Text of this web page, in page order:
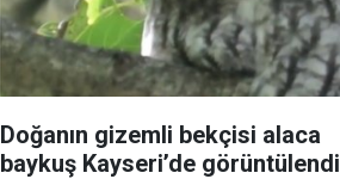
Doğanın gizemli bekçisi alaca
baykuş Kayseri’de görüntülendi